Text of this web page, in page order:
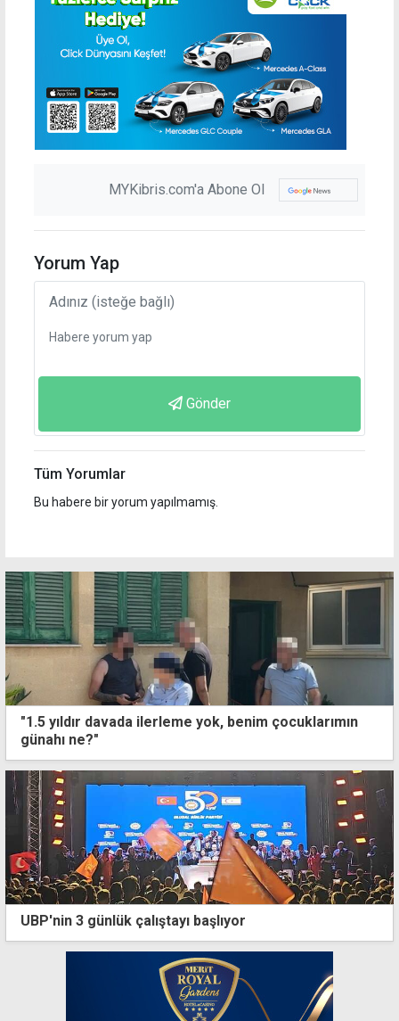
MYKibris.com'a Abone Ol
Yorum Yap
Gönder
Tüm Yorumlar
Bu habere bir yorum yapılmamış.
"1.5 yıldır davada ilerleme yok, benim çocuklarımın
günahı ne?"
UBP'nin 3 günlük çalıştayı başlıyor